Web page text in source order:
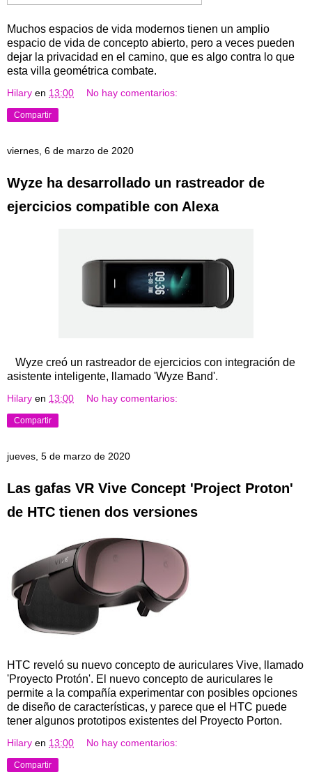
Muchos espacios de vida modernos tienen un amplio
espacio de vida de concepto abierto, pero a veces pueden
dejar la privacidad en el camino, que es algo contra lo que
esta villa geométrica combate.
Hilary en 13:00 No hay comentarios:
Compartir
viernes, 6 de marzo de 2020
Wyze ha desarrollado un rastreador de
ejercicios compatible con Alexa
Wyze creó un rastreador de ejercicios con integración de
asistente inteligente, llamado 'Wyze Band'.
Hilary en 13:00 No hay comentarios:
Compartir
jueves, 5 de marzo de 2020
Las gafas VR Vive Concept 'Project Proton'
de HTC tienen dos versiones
HTC reveló su nuevo concepto de auriculares Vive, llamado
'Proyecto Protón'. El nuevo concepto de auriculares le
permite a la compañía experimentar con posibles opciones
de diseño de características, y parece que el HTC puede
tener algunos prototipos existentes del Proyecto Porton.
Hilary en 13:00 No hay comentarios:
Compartir